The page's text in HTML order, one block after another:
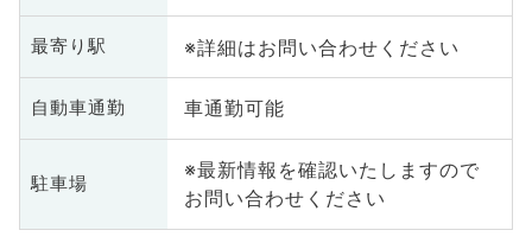
最寄り駅 ※詳細はお問い合わせください
自動車通勤 車通勤可能
駐車場
※最新情報を確認いたしますので
お問い合わせください